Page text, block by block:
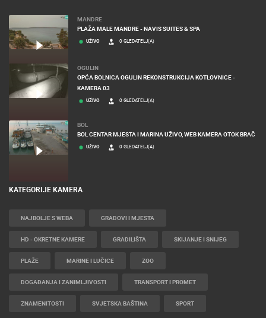
MANDRE
PLAŽA MALE MANDRE - NAVIS SUITES & SPA
UŽIVO 0 GLEDATELJ(A)
OGULIN
OPĆA BOLNICA OGULIN REKONSTRUKCIJA KOTLOVNICE -
KAMERA 03
UŽIVO 0 GLEDATELJ(A)
BOL
BOL CENTAR MJESTA I MARINA UŽIVO, WEB KAMERA OTOK BRAČ
UŽIVO 0 GLEDATELJ(A)
KATEGORIJE KAMERA
NAJBOLJE S WEBA GRADOVI I MJESTA
HD - OKRETNE KAMERE GRADILIŠTA SKIJANJE I SNIJEG
PLAŽE MARINE I LUČICE ZOO
DOGAĐANJA I ZANIMLJIVOSTI TRANSPORT I PROMET
ZNAMENITOSTI SVJETSKA BAŠTINA SPORT